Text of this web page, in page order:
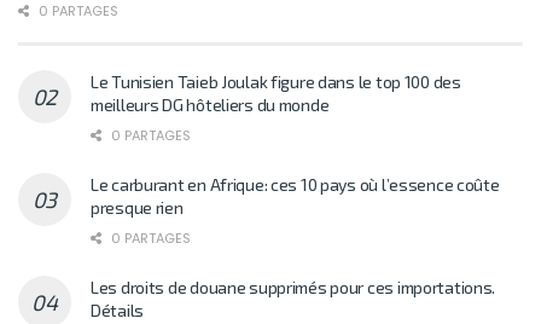
0 PARTAGES
Le Tunisien Taieb Joulak figure dans le top 100 des
meilleurs DG hôteliers du monde
0 PARTAGES
Le carburant en Afrique: ces 10 pays où l’essence coûte
presque rien
0 PARTAGES
Les droits de douane supprimés pour ces importations.
Détails